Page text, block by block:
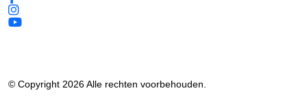
© Copyright 2026 Alle rechten voorbehouden.